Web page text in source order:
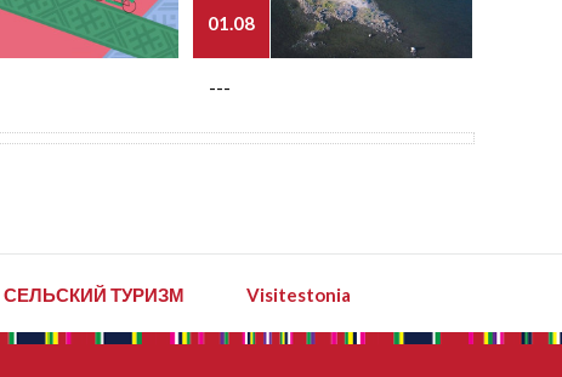
01.08
---
СЕЛЬСКИЙ ТУРИЗМ Visitestonia